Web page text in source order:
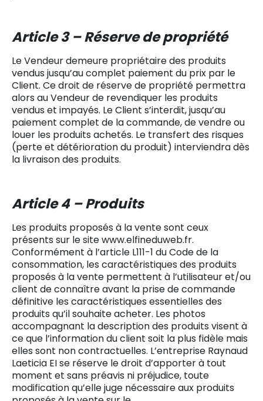
Article 3 – Réserve de propriété
Le Vendeur demeure propriétaire des produits
vendus jusqu’au complet paiement du prix par le
Client. Ce droit de réserve de propriété permettra
alors au Vendeur de revendiquer les produits
vendus et impayés. Le Client s’interdit, jusqu’au
paiement complet de la commande, de vendre ou
louer les produits achetés. Le transfert des risques
(perte et détérioration du produit) interviendra dès
la livraison des produits.
Article 4 – Produits
Les produits proposés à la vente sont ceux
présents sur le site www.elfineduweb.fr.
Conformément à l’article L111-1 du Code de la
consommation, les caractéristiques des produits
proposés à la vente permettent à l’utilisateur et/ou
client de connaître avant la prise de commande
définitive les caractéristiques essentielles des
produits qu’il souhaite acheter. Les photos
accompagnant la description des produits visent à
ce que l’information du client soit la plus fidèle mais
elles sont non contractuelles. L’entreprise Raynaud
Laeticia EI se réserve le droit d’apporter à tout
moment et sans préavis ni préjudice, toute
modification qu’elle juge nécessaire aux produits